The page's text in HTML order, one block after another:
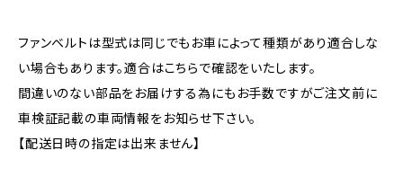
ファンベルトは型式は同じでもお車によって種類があり適合しな
い場合もあります。適合はこちらで確認をいたします。
間違いのない部品をお届けする為にもお手数ですがご注文前に
車検証記載の車両情報をお知らせ下さい。
【配送日時の指定は出来ません】